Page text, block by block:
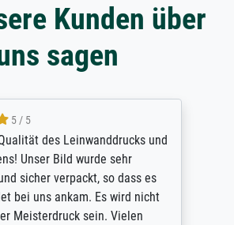
Kunden über
sagen
5 / 5
des Leinwanddrucks und
Unser Bild wurde sehr
sicher verpackt, so dass es
bei uns ankam. Es wird nicht
Meisterdruck sein. Vielen